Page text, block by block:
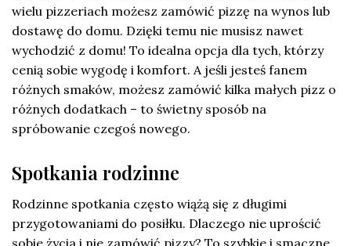
wielu pizzeriach możesz zamówić pizzę na wynos lub
dostawę do domu. Dzięki temu nie musisz nawet
wychodzić z domu! To idealna opcja dla tych, którzy
cenią sobie wygodę i komfort. A jeśli jesteś fanem
różnych smaków, możesz zamówić kilka małych pizz o
różnych dodatkach – to świetny sposób na
spróbowanie czegoś nowego.
Spotkania rodzinne
Rodzinne spotkania często wiążą się z długimi
przygotowaniami do posiłku. Dlaczego nie uprościć
sobie życia i nie zamówić pizzy? To szybkie i smaczne